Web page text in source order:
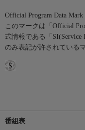
Official Program Data
このマークは「Official
式情報である「
のみ表記が許されている
番組表